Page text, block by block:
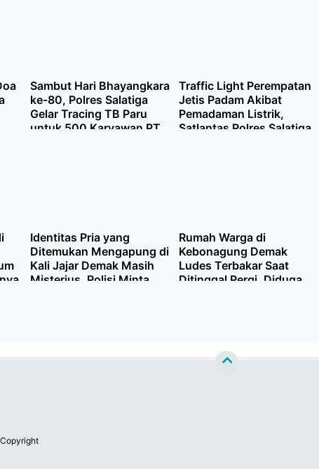
Sambut Hari Bhayangkara
ke-80, Polres Salatiga
Gelar Tracing TB Paru
untuk 500 Karyawan PT
Traffic Light Perempatan
Jetis Padam Akibat
Pemadaman Listrik,
Satlantas Polres Salatiga
Identitas Pria yang
Ditemukan Mengapung di
Kali Jajar Demak Masih
Misterius, Polisi Minta
Rumah Warga di
Kebonagung Demak
Ludes Terbakar Saat
Ditinggal Pergi, Diduga